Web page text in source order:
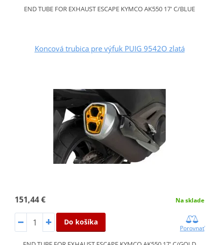
END TUBE FOR EXHAUST ESCAPE KYMCO AK550 17' C/BLUE
Koncová trubica pre výfuk PUIG 9542O zlatá
151,44 € Na sklade
Do košíka
Porovnať